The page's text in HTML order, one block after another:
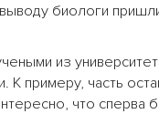
биологи
из
примеру, часть
что сперва